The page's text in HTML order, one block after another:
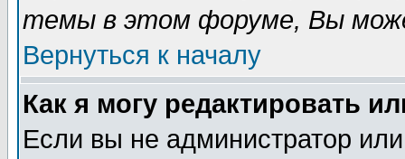
темы в этом форуме, Вы
Вернуться к началу
Как я могу редактировать
Если вы не администратор